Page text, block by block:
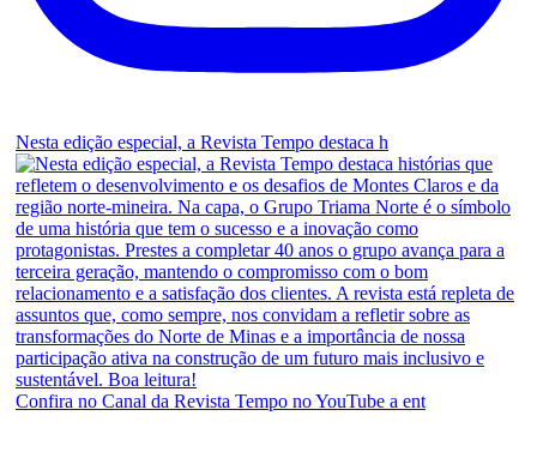
Nesta edição especial, a Revista Tempo destaca h
Confira no Canal da Revista Tempo no YouTube a ent